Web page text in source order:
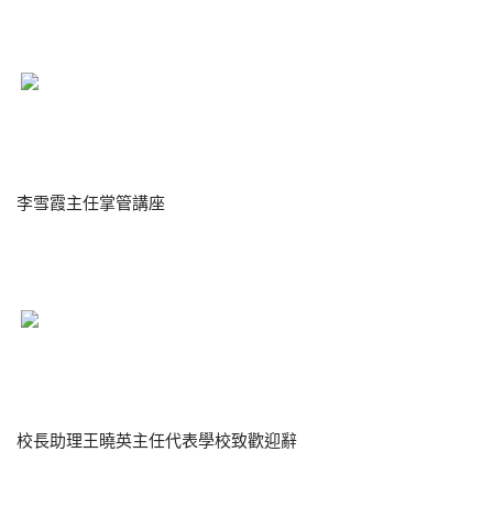
李雪霞主任掌管講座
校長助理王曉英主任代表學校致歡迎辭